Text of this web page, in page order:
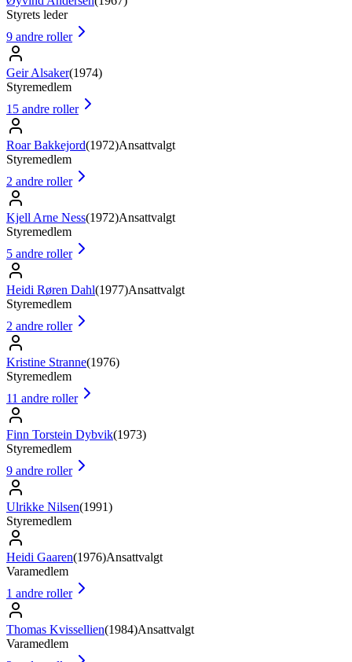
Styrets leder
9 andre roller
Geir Alsaker(1974)
Styremedlem
15 andre roller
Roar Bakkejord(1972)Ansattvalgt
Styremedlem
2 andre roller
Kjell Arne Ness(1972)Ansattvalgt
Styremedlem
5 andre roller
Heidi Røren Dahl(1977)Ansattvalgt
Styremedlem
2 andre roller
Kristine Stranne(1976)
Styremedlem
11 andre roller
Finn Torstein Dybvik(1973)
Styremedlem
9 andre roller
Ulrikke Nilsen(1991)
Styremedlem
Heidi Gaaren(1976)Ansattvalgt
Varamedlem
1 andre roller
Thomas Kvissellien(1984)Ansattvalgt
Varamedlem